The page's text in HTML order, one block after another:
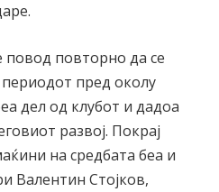
повторно да се
пред околу
дел од клубот и дадоа
развој. Покрај
на средбата беа и
Валентин Стојков,